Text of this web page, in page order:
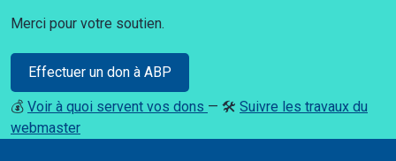
Merci pour votre soutien.
Effectuer un don à ABP
💰 Voir à quoi servent vos dons — 🛠️ Suivre les travaux du
webmaster